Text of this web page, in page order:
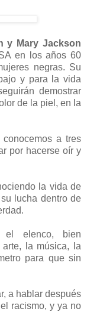
y Mary Jackson
en los años 60
negras. Su
y para la vida
demostrar
de la piel, en la
a tres
por hacerse oír y
la vida de
lucha dentro de
el elenco, bien
la música, la
para que sin
a hablar después
racismo, y ya no